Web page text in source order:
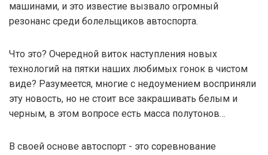
машинами, и это известие вызвало огромный
резонанс среди болельщиков автоспорта.
Что это? Очередной виток наступления новых
технологий на пятки наших любимых гонок в чистом
виде? Разумеется, многие с недоумением восприняли
эту новость, но не стоит все закрашивать белым и
черным, в этом вопросе есть масса полутонов…
В своей основе автоспорт - это соревнование